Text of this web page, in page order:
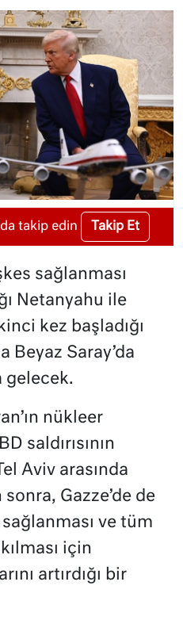
takip edin Takip Et
sağlanması
Netanyahu ile
kez başladığı
Beyaz Saray’da
gelecek.
nükleer
saldırısının
Aviv arasında
Gazze’de de
ve tüm
için
artırdığı bir